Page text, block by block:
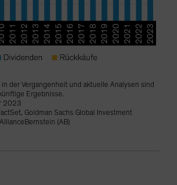
der Vergangenheit und aktuelle Analysen sind
Ergebnisse.
2023
Goldman Sachs Global Investment
(AB)